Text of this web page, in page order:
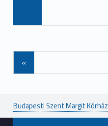
«
Budapesti Szent Margit Kórház